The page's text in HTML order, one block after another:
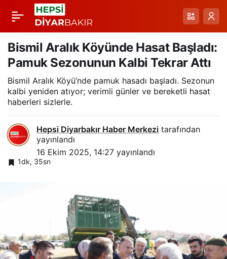
Bismil Aralık Köyünde Hasat Başladı:
Pamuk Sezonunun Kalbi Tekrar Attı
Bismil Aralık Köyü’nde pamuk hasadı başladı. Sezonun
kalbi yeniden atıyor; verimli günler ve bereketli hasat
haberleri sizlerle.
Hepsi Diyarbakır Haber Merkezi tarafından
yayınlandı
16 Ekim 2025, 14:27 yayınlandı
1dk, 35sn
Oğuzeli Narının
Hasadı Başladı:
Coğrafi İşaretli Nar
Yolda ve Pazarlarda
Paylaş